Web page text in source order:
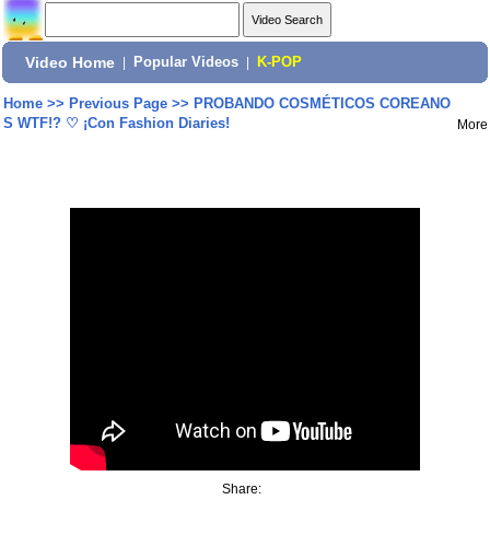
Video Home Popular Videos K-POP
Home>> Previous Page>> PROBANDO COSMÉTICOS COREANO
S WTF!? ♡ ¡Con Fashion Diaries!
More
Share: